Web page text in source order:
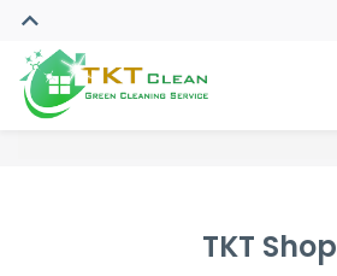
TKT Shop